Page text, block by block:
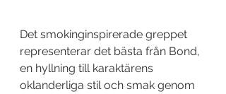
Det smokinginspirerade greppet
representerar det bästa från Bond,
en hyllning till karaktärens
oklanderliga stil och smak genom